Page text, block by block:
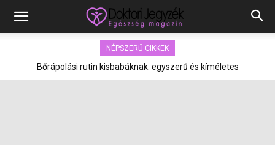
NÉPSZERŰ CIKKEK
Bőrápolási rutin kisbabáknak: egyszerű és kíméletes